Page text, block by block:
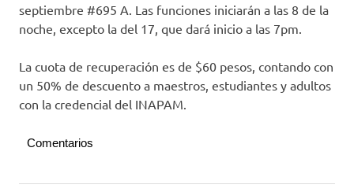
septiembre #695 A. Las funciones iniciarán a las 8 de la
noche, excepto la del 17, que dará inicio a las 7pm.
La cuota de recuperación es de $60 pesos, contando con
un 50% de descuento a maestros, estudiantes y adultos
con la credencial del INAPAM.
Comentarios